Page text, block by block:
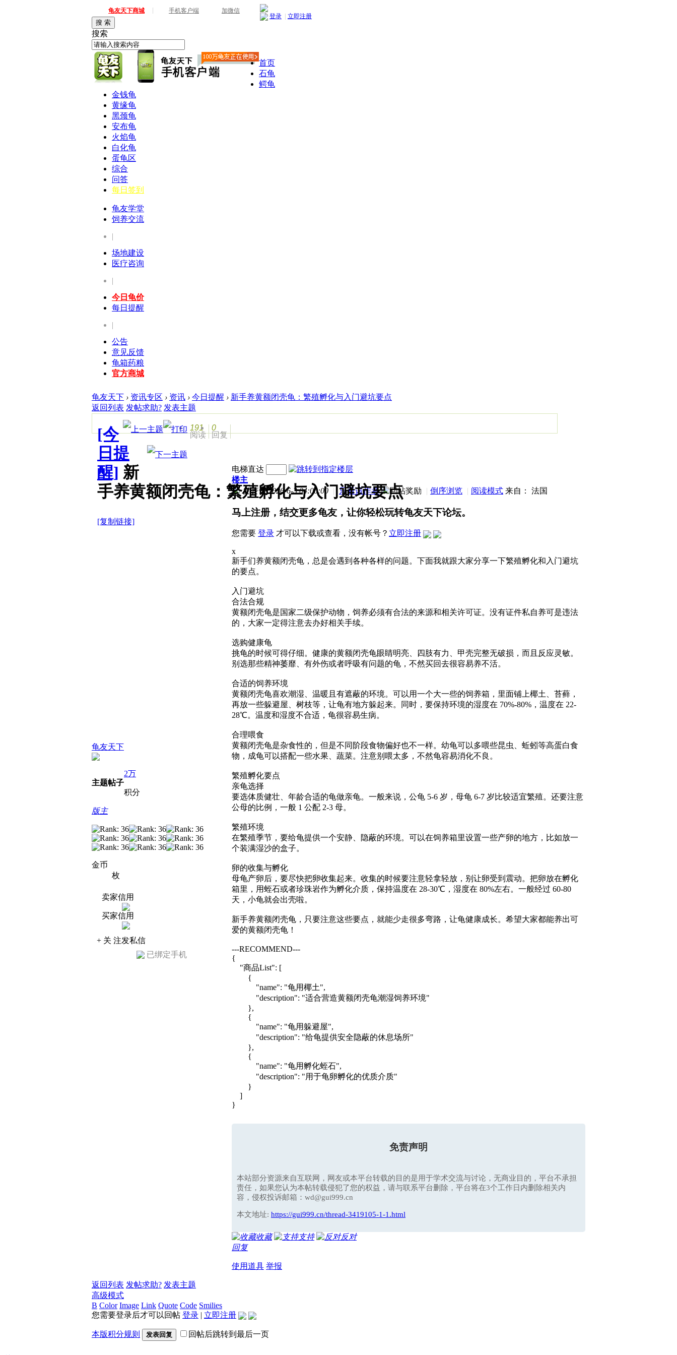
龟友天下商城 手机客户端 加微信
登录 立即注册
搜 索
搜索
首页
石龟
鳄龟
金钱龟
黄缘龟
黑颈龟
安布龟
火焰龟
白化龟
蛋龟区
综合
问答
每日签到
龟友学堂
饲养交流
|
场地建设
医疗咨询
|
今日龟价
每日提醒
|
公告
意见反馈
龟箱药粮
官方商城
龟友天下 › 资讯专区 › 资讯 › 今日提醒 › 新手养黄额闭壳龟：繁殖孵化与入门避坑要点
返回列表 发帖求助? 发表主题
191
阅读
0
回复
[今
日提
醒] 新
手养黄额闭壳龟：繁殖孵化与入门避坑要点
[复制链接]
龟友天下
主题帖子
2万
积分
版主
金币
枚
卖家信用
买家信用
+ 关 注发私信
已绑定手机
电梯直达
楼主
发表于 2026-6-3 04:00:00 | 只看该作者 | 倒序浏览 | 阅读模式 来自： 法国
马上注册，结交更多龟友，让你轻松玩转龟友天下论坛。
您需要 登录 才可以下载或查看，没有帐号？ 立即注册
x
新手们养黄额闭壳龟，总是会遇到各种各样的问题。下面我就跟大家分享一下繁殖孵化和入门避坑
的要点。
入门避坑
合法合规
黄额闭壳龟是国家二级保护动物，饲养必须有合法的来源和相关许可证。没有证件私自养可是违法
的，大家一定得注意去办好相关手续。
选购健康龟
挑龟的时候可得仔细。健康的黄额闭壳龟眼睛明亮、四肢有力、甲壳完整无破损，而且反应灵敏。
别选那些精神萎靡、有外伤或者呼吸有问题的龟，不然买回去很容易养不活。
合适的饲养环境
黄额闭壳龟喜欢潮湿、温暖且有遮蔽的环境。可以用一个大一些的饲养箱，里面铺上椰土、苔藓，
再放一些躲避屋、树枝等，让龟有地方躲起来。同时，要保持环境的湿度在 70%-80%，温度在 22-
28℃。温度和湿度不合适，龟很容易生病。
合理喂食
黄额闭壳龟是杂食性的，但是不同阶段食物偏好也不一样。幼龟可以多喂些昆虫、蚯蚓等高蛋白食
物，成龟可以搭配一些水果、蔬菜。注意别喂太多，不然龟容易消化不良。
繁殖孵化要点
亲龟选择
要选体质健壮、年龄合适的龟做亲龟。一般来说，公龟 5-6 岁，母龟 6-7 岁比较适宜繁殖。还要注意
公母的比例，一般 1 公配 2-3 母。
繁殖环境
在繁殖季节，要给龟提供一个安静、隐蔽的环境。可以在饲养箱里设置一些产卵的地方，比如放一
个装满湿沙的盒子。
卵的收集与孵化
母龟产卵后，要尽快把卵收集起来。收集的时候要注意轻拿轻放，别让卵受到震动。把卵放在孵化
箱里，用蛭石或者珍珠岩作为孵化介质，保持温度在 28-30℃，湿度在 80%左右。一般经过 60-80
天，小龟就会出壳啦。
新手养黄额闭壳龟，只要注意这些要点，就能少走很多弯路，让龟健康成长。希望大家都能养出可
爱的黄额闭壳龟！
---RECOMMEND---
{
"商品List": [
{
"name": "龟用椰土",
"description": "适合营造黄额闭壳龟潮湿饲养环境"
},
{
"name": "龟用躲避屋",
"description": "给龟提供安全隐蔽的休息场所"
},
{
"name": "龟用孵化蛭石",
"description": "用于龟卵孵化的优质介质"
}
]
}
免责声明
本站部分资源来自互联网，网友或本平台转载的目的是用于学术交流与讨论，无商业目的，平台不承担
责任，如果您认为本帖转载侵犯了您的权益，请与联系平台删除，平台将在3个工作日内删除相关内
容，侵权投诉邮箱：wd@gui999.cn
本文地址: https://gui999.cn/thread-3419105-1-1.html
收藏 支持
反对
回复
使用道具 举报
返回列表 发帖求助? 发表主题
高级模式
B Color Image Link Quote Code Smilies
您需要登录后才可以回帖 登录 | 立即注册
本版积分规则 发表回复 回帖后跳转到最后一页